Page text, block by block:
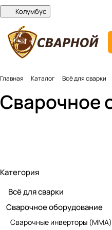
Колумбус
Главная Каталог Всё для сварки
Сварочное
(MMA)
Аппараты для сварки
Категория
Всё для сварки
Сварочное оборудование
Сварочные инверторы (MMA)